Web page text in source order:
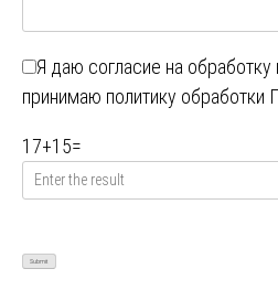
Я даю согласие на
принимаю политику
17+15=